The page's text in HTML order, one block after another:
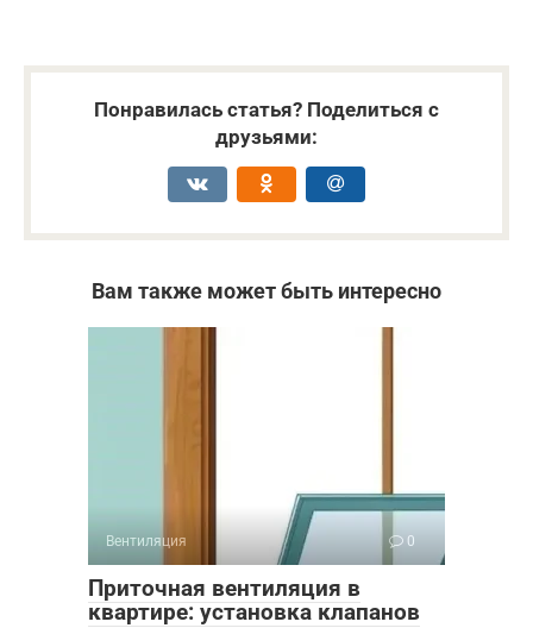
Понравилась статья? Поделиться с
друзьями:
Вам также может быть интересно
Вентиляция 0
Приточная вентиляция в
квартире: установка клапанов